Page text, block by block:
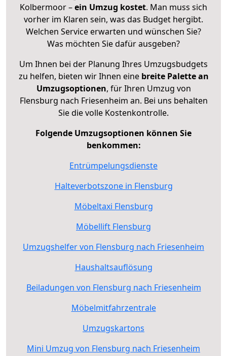
Kolbermoor –ein Umzug kostet. Man muss sich
vorher im Klaren sein, was das Budget hergibt.
Welchen Service erwarten und wünschen Sie?
Was möchten Sie dafür ausgeben?
Um Ihnen bei der Planung Ihres Umzugsbudgets
zu helfen, bieten wir Ihnen eine breite Palette an
Umzugsoptionen, für Ihren Umzug von
Flensburg nach Friesenheim an. Bei uns behalten
Sie die volle Kostenkontrolle.
Folgende Umzugsoptionen können Sie
benkommen:
Entrümpelungsdienste
Halteverbotszone in Flensburg
Möbeltaxi Flensburg
Möbellift Flensburg
Umzugshelfer von Flensburg nach Friesenheim
Haushaltsauflösung
Beiladungen von Flensburg nach Friesenheim
Möbelmitfahrzentrale
Umzugskartons
Mini Umzug von Flensburg nach Friesenheim